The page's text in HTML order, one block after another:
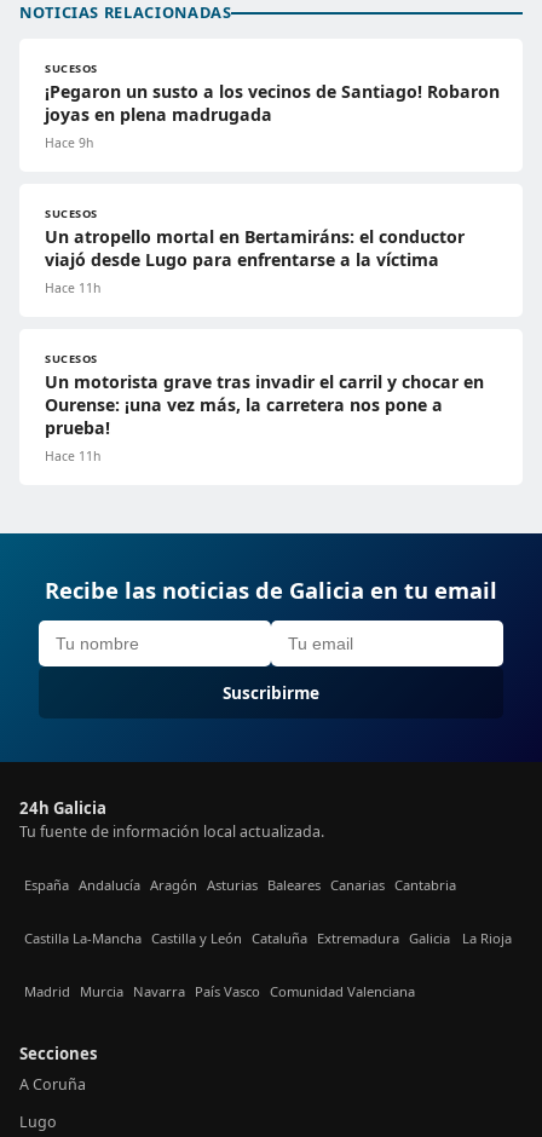
NOTICIAS RELACIONADAS
SUCESOS
¡Pegaron un susto a los vecinos de Santiago! Robaron
joyas en plena madrugada
Hace 9h
SUCESOS
Un atropello mortal en Bertamiráns: el conductor
viajó desde Lugo para enfrentarse a la víctima
Hace 11h
SUCESOS
Un motorista grave tras invadir el carril y chocar en
Ourense: ¡una vez más, la carretera nos pone a
prueba!
Hace 11h
Recibe las noticias de Galicia en tu email
Suscribirme
24h Galicia
Tu fuente de información local actualizada.
España Andalucía Aragón Asturias Baleares Canarias Cantabria
Castilla La-Mancha Castilla y León Cataluña Extremadura Galicia La Rioja
Madrid Murcia Navarra País Vasco Comunidad Valenciana
Secciones
A Coruña
Lugo